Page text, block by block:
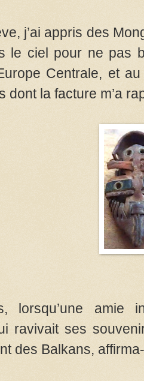
j’ai appris des
le ciel pour ne pas
Centrale, et
dont la facture m’a
lorsqu’une amie
ravivait ses
des Balkans,